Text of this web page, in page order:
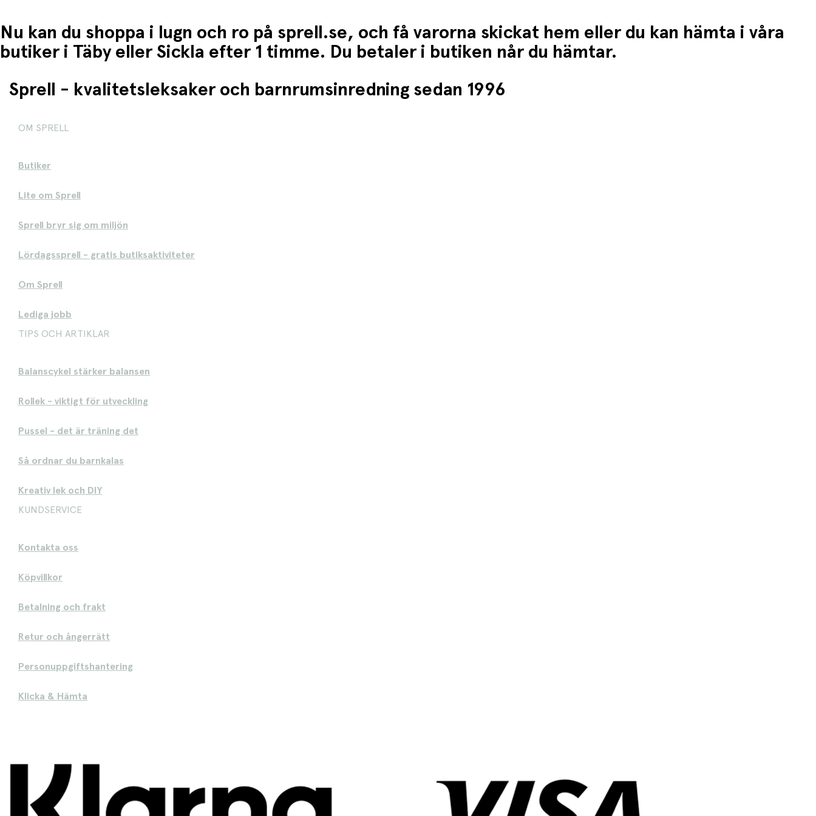
Nu kan du shoppa i lugn och ro på sprell.se, och få varorna skickat hem eller du kan hämta i våra
butiker i Täby eller Sickla efter 1 timme. Du betaler i butiken når du hämtar.
Sprell - kvalitetsleksaker och barnrumsinredning sedan 1996
OM SPRELL
Butiker
Lite om Sprell
Sprell bryr sig om miljön
Lördagssprell - gratis butiksaktiviteter
Om Sprell
Lediga jobb
TIPS OCH ARTIKLAR
Balanscykel stärker balansen
Rollek - viktigt för utveckling
Pussel - det är träning det
Så ordnar du barnkalas
Kreativ lek och DIY
KUNDSERVICE
Kontakta oss
Köpvillkor
Betalning och frakt
Retur och ångerrätt
Personuppgiftshantering
Klicka & Hämta